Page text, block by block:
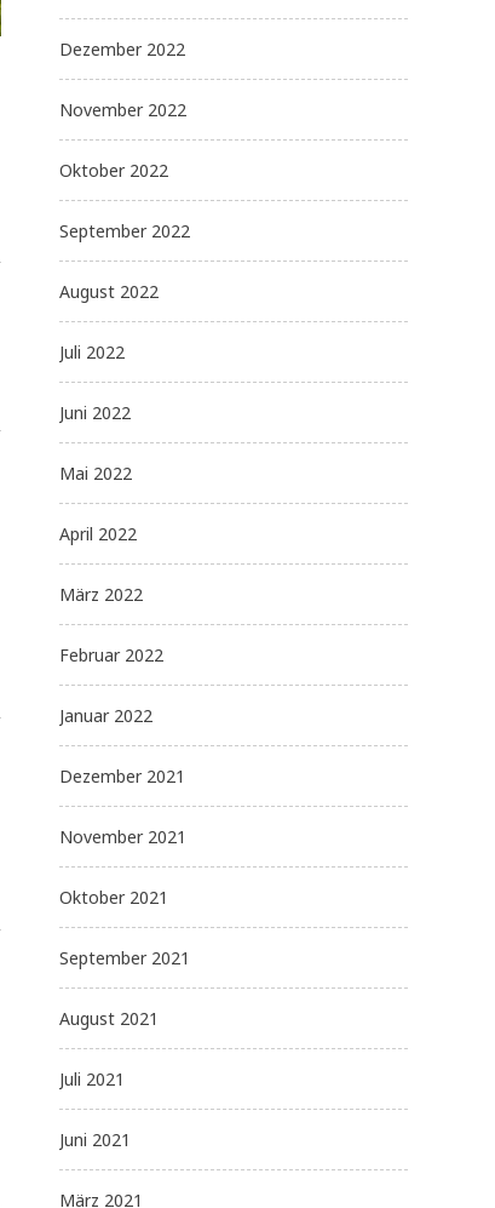
Dezember 2022
November 2022
Oktober 2022
September 2022
August 2022
Juli 2022
Juni 2022
Mai 2022
April 2022
März 2022
Februar 2022
Januar 2022
Dezember 2021
November 2021
Oktober 2021
September 2021
August 2021
Juli 2021
Juni 2021
März 2021